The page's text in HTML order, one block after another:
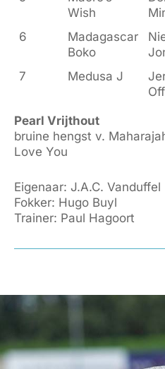
Wish
6
Madagascar
Boko
7
Medusa J
Pearl Vrijthout
bruine hengst v.
Love You
Eigenaar: J.A.C. Vanduffel
Fokker: Hugo Buyl
Trainer: Paul Hagoort